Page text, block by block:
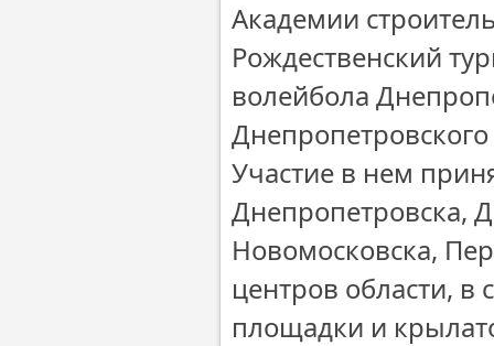
Академии
Рождественский
волейбола
Участие в нем
Днепропетровска,
Новомосковска,
центров области, в
площадки и